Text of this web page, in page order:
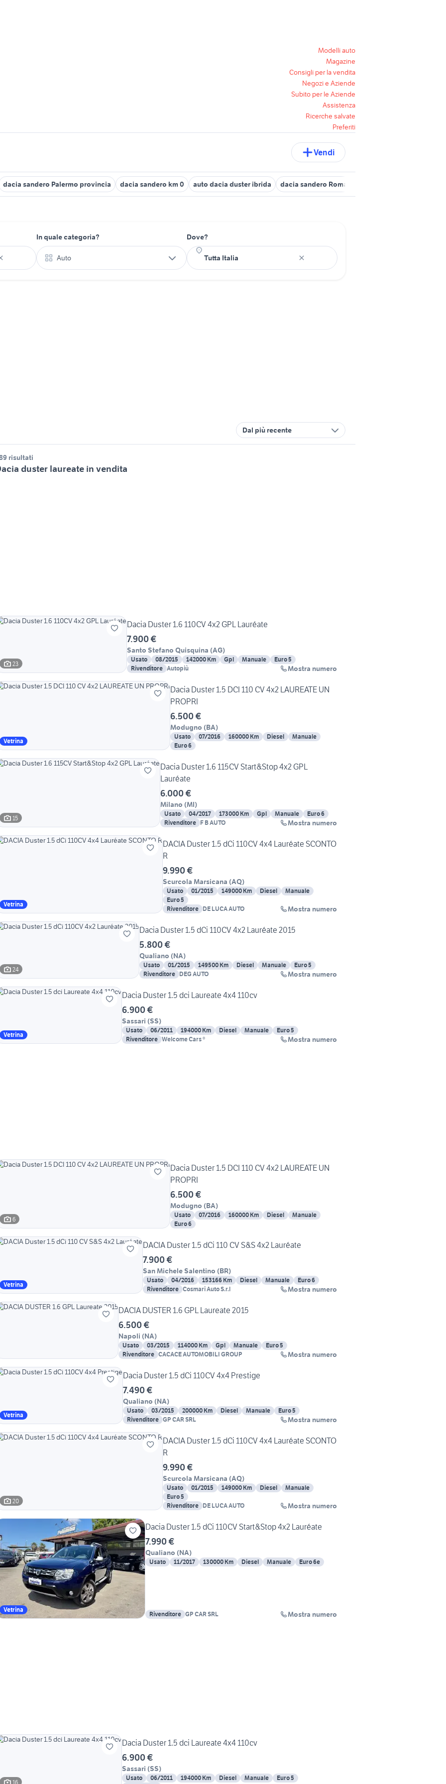
Modelli auto
Magazine
Consigli per la vendita
Negozi e Aziende
Subito per le Aziende
Assistenza
Ricerche salvate
Preferiti
Vendi
dacia sandero Palermo provincia dacia sandero km 0 auto dacia duster ibrida dacia sandero Roma
In quale categoria?
Auto
Dove?
Dal più recente
risultati
duster laureate in vendita
23
Dacia Duster 1.6 110CV 4x2 GPL Lauréate
7.900 €
Santo Stefano Quisquina (AG)
Usato 08/2015 142000 Km Gpl Manuale
Euro 5
Rivenditore Autopiù Mostra numero
Vetrina
Dacia Duster 1.5 DCI 110 CV 4x2 LAUREATE UN
PROPRI
6.500 €
Modugno (BA)
Usato 07/2016 160000 Km Diesel
Manuale
Euro 6
15
Dacia Duster 1.6 115CV Start&Stop 4x2 GPL
Lauréate
6.000 €
Milano (MI)
Usato 04/2017 173000 Km Gpl Manuale
Euro 6
Rivenditore
F B AUTO Mostra numero
Vetrina
DACIA Duster 1.5 dCi 110CV 4x4 Lauréate SCONTO
R
9.990 €
Scurcola Marsicana (AQ)
Usato 01/2015 149000 Km Diesel
Manuale
Euro 5
Rivenditore DE LUCA AUTO Mostra numero
24
Dacia Duster 1.5 dCi 110CV 4x2 Lauréate 2015
5.800 €
Qualiano (NA)
Usato 01/2015 149500 Km Diesel Manuale
Euro 5
Rivenditore DEG AUTO Mostra numero
Vetrina
Dacia Duster 1.5 dci Laureate 4x4 110cv
6.900 €
Sassari (SS)
Usato 06/2011 194000 Km Diesel Manuale
Euro 5
Rivenditore Welcome Cars ® Mostra numero
6
Dacia Duster 1.5 DCI 110 CV 4x2 LAUREATE UN
PROPRI
6.500 €
Modugno (BA)
Usato 07/2016 160000 Km Diesel
Manuale
Euro 6
Vetrina
DACIA Duster 1.5 dCi 110 CV S&S 4x2 Lauréate
7.900 €
San Michele Salentino (BR)
Usato 04/2016 153166 Km Diesel Manuale
Euro 6
Rivenditore Cosmari Auto S.r.l Mostra numero
DACIA DUSTER 1.6 GPL Laureate 2015
6.500 €
Napoli (NA)
Usato 03/2015 114000 Km Gpl Manuale
Euro 5
Rivenditore CACACE AUTOMOBILI GROUP Mostra numero
Vetrina
Dacia Duster 1.5 dCi 110CV 4x4 Prestige
7.490 €
Qualiano (NA)
Usato 03/2015 200000 Km Diesel Manuale
Euro 5
Rivenditore GP CAR SRL Mostra numero
20
DACIA Duster 1.5 dCi 110CV 4x4 Lauréate SCONTO
R
9.990 €
Scurcola Marsicana (AQ)
Usato 01/2015 149000 Km Diesel
Manuale
Euro 5
Rivenditore DE LUCA AUTO Mostra numero
Vetrina
Dacia Duster 1.5 dCi 110CV Start&Stop 4x2 Lauréate
7.990 €
Qualiano (NA)
Usato 11/2017 130000 Km Diesel Manuale Euro 6e
Rivenditore GP CAR SRL Mostra numero
16
Dacia Duster 1.5 dci Laureate 4x4 110cv
6.900 €
Sassari (SS)
Usato 06/2011 194000 Km Diesel Manuale
Euro 5